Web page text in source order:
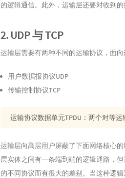
的逻辑通信。此外，运输层还要对收到的
2. UDP 与 TCP
运输层需要有两种不同的运输协议，面向
用户数据报协议UDP
传输控制协议TCP
运输协议数据单元TPDU：两个对等运
运输层向高层用户屏蔽了下面网络核心
层实体之间有一条端到端的逻辑通路，
的不同协议而有很大的差别。当这种逻